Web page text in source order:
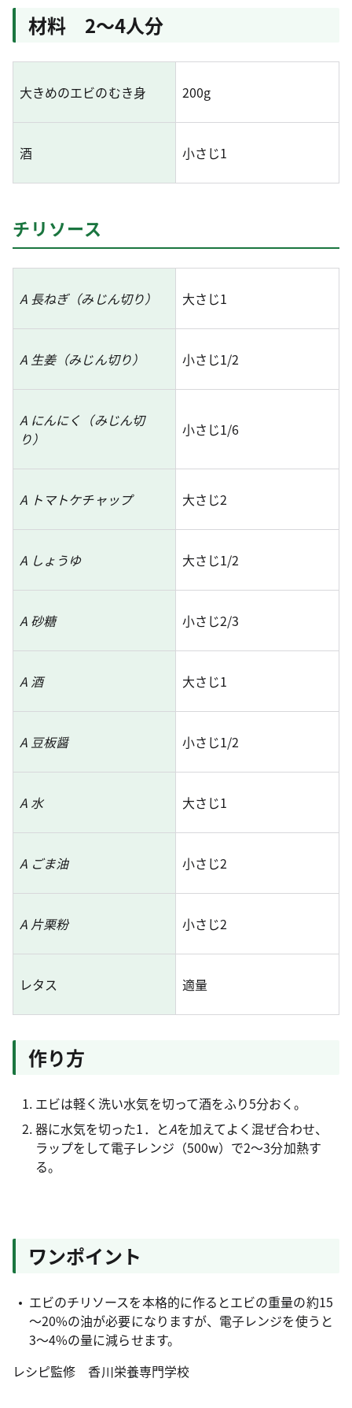
材料 2～4人分
大きめのエビのむき身 200g
酒 小さじ1
チリソース
A 長ねぎ（みじん切り） 大さじ1
A 生姜（みじん切り） 小さじ1/2
A にんにく（みじん切
り）
小さじ1/6
A トマトケチャップ 大さじ2
A しょうゆ 大さじ1/2
A 砂糖 小さじ2/3
A 酒 大さじ1
A 豆板醤 小さじ1/2
A 水 大さじ1
A ごま油 小さじ2
A 片栗粉 小さじ2
レタス 適量
作り方
エビは軽く洗い水気を切って酒をふり5分おく。
器に水気を切った1．とAを加えてよく混ぜ合わせ、
ラップをして電子レンジ（500w）で2～3分加熱す
る。
ワンポイント
エビのチリソースを本格的に作るとエビの重量の約15
～20%の油が必要になりますが、電子レンジを使うと
3～4%の量に減らせます。
レシピ監修 香川栄養専門学校